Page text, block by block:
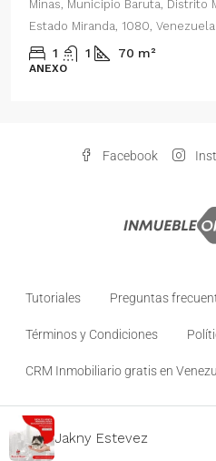
Minas, Municipio Baruta, Distrito
Estado Miranda, 1080, Venezuela
1 1 70 m²
ANEXO
Jakny Estevez
Facebook
Tutoriales Preguntas
Términos y Condiciones
CRM Inmobiliario gratis en
© inmuebleoferta- todos